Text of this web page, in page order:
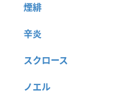
煙緋
辛炎
スクロース
ノエル